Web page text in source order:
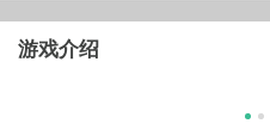
游戏介绍